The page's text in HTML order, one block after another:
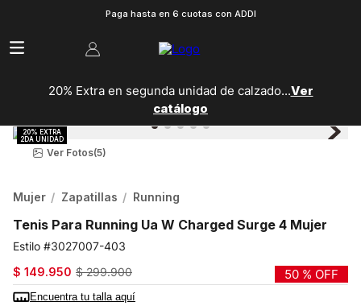
Paga hasta en 6 cuotas con ADDI
20% Extra en segunda unidad de calzado...Ver
catálogo
Ver Fotos(5)
Mujer Zapatillas Running
Tenis Para Running Ua W Charged Surge 4 Mujer
3027007-403
$ 149.950 $ 299.900 50 % OFF
Encuentra tu talla aquí